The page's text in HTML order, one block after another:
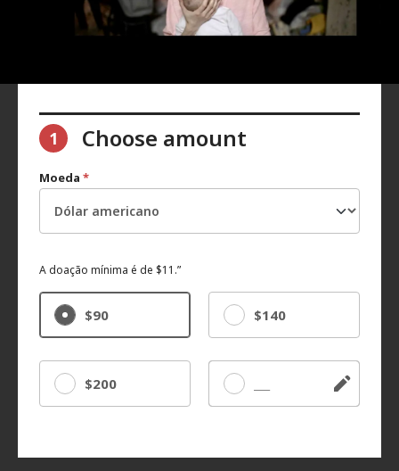
1 Choose amount
Moeda *
A doação mínima é de $11.”
$90 $140
$200 Outro